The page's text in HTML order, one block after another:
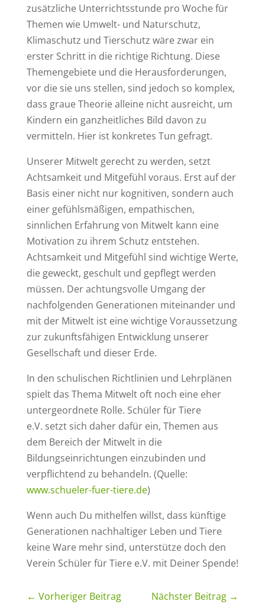
zusätzliche Unterrichtsstunde pro Woche für
Themen wie Umwelt- und Naturschutz,
Klimaschutz und Tierschutz wäre zwar ein
erster Schritt in die richtige Richtung. Diese
Themengebiete und die Herausforderungen,
vor die sie uns stellen, sind jedoch so komplex,
dass graue Theorie alleine nicht ausreicht, um
Kindern ein ganzheitliches Bild davon zu
vermitteln. Hier ist konkretes Tun gefragt.
Unserer Mitwelt gerecht zu werden, setzt
Achtsamkeit und Mitgefühl voraus. Erst auf der
Basis einer nicht nur kognitiven, sondern auch
einer gefühlsmäßigen, empathischen,
sinnlichen Erfahrung von Mitwelt kann eine
Motivation zu ihrem Schutz entstehen.
Achtsamkeit und Mitgefühl sind wichtige Werte,
die geweckt, geschult und gepflegt werden
müssen. Der achtungsvolle Umgang der
nachfolgenden Generationen miteinander und
mit der Mitwelt ist eine wichtige Voraussetzung
zur zukunftsfähigen Entwicklung unserer
Gesellschaft und dieser Erde.
In den schulischen Richtlinien und Lehrplänen
spielt das Thema Mitwelt oft noch eine eher
untergeordnete Rolle. Schüler für Tiere
e.V. setzt sich daher dafür ein, Themen aus
dem Bereich der Mitwelt in die
Bildungseinrichtungen einzubinden und
verpflichtend zu behandeln. (Quelle:
www.schueler-fuer-tiere.de)
Wenn auch Du mithelfen willst, dass künftige
Generationen nachhaltiger Leben und Tiere
keine Ware mehr sind, unterstütze doch den
Verein Schüler für Tiere e.V. mit Deiner Spende!
← Vorheriger Beitrag Nächster Beitrag →